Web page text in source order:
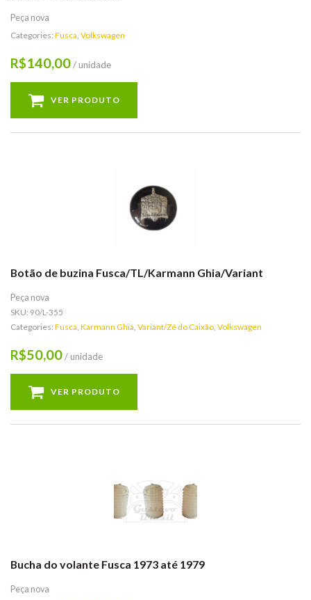
Peça nova
Categories: Fusca, Volkswagen
R$140,00/ unidade
VER PRODUTO
Botão de buzina Fusca/TL/Karmann Ghia/Variant
Peça nova
SKU: 90/L-355
Categories: Fusca, Karmann Ghia, Variant/Zé do Caixão, Volkswagen
R$50,00/ unidade
VER PRODUTO
Bucha do volante Fusca 1973 até 1979
Peça nova